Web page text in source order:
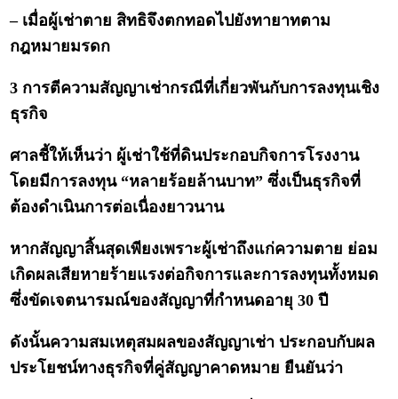
– เมื่อผู้เช่าตาย สิทธิจึงตกทอดไปยังทายาทตาม
กฎหมายมรดก
3 การตีความสัญญาเช่ากรณีที่เกี่ยวพันกับการลงทุนเชิง
ธุรกิจ
ศาลชี้ให้เห็นว่า ผู้เช่าใช้ที่ดินประกอบกิจการโรงงาน
โดยมีการลงทุน “หลายร้อยล้านบาท” ซึ่งเป็นธุรกิจที่
ต้องดำเนินการต่อเนื่องยาวนาน
หากสัญญาสิ้นสุดเพียงเพราะผู้เช่าถึงแก่ความตาย ย่อม
เกิดผลเสียหายร้ายแรงต่อกิจการและการลงทุนทั้งหมด
ซึ่งขัดเจตนารมณ์ของสัญญาที่กำหนดอายุ 30 ปี
ดังนั้นความสมเหตุสมผลของสัญญาเช่า ประกอบกับผล
ประโยชน์ทางธุรกิจที่คู่สัญญาคาดหมาย ยืนยันว่า